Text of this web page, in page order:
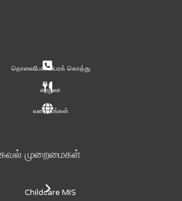
தொலைபேசி விபரக் கொத்து
சுற்றுலா
வரைபடங்கள்
முறைமைகள்
Childcare MIS